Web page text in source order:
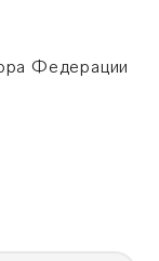
Федерации